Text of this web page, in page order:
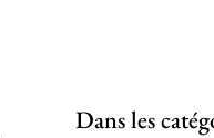
Dans les